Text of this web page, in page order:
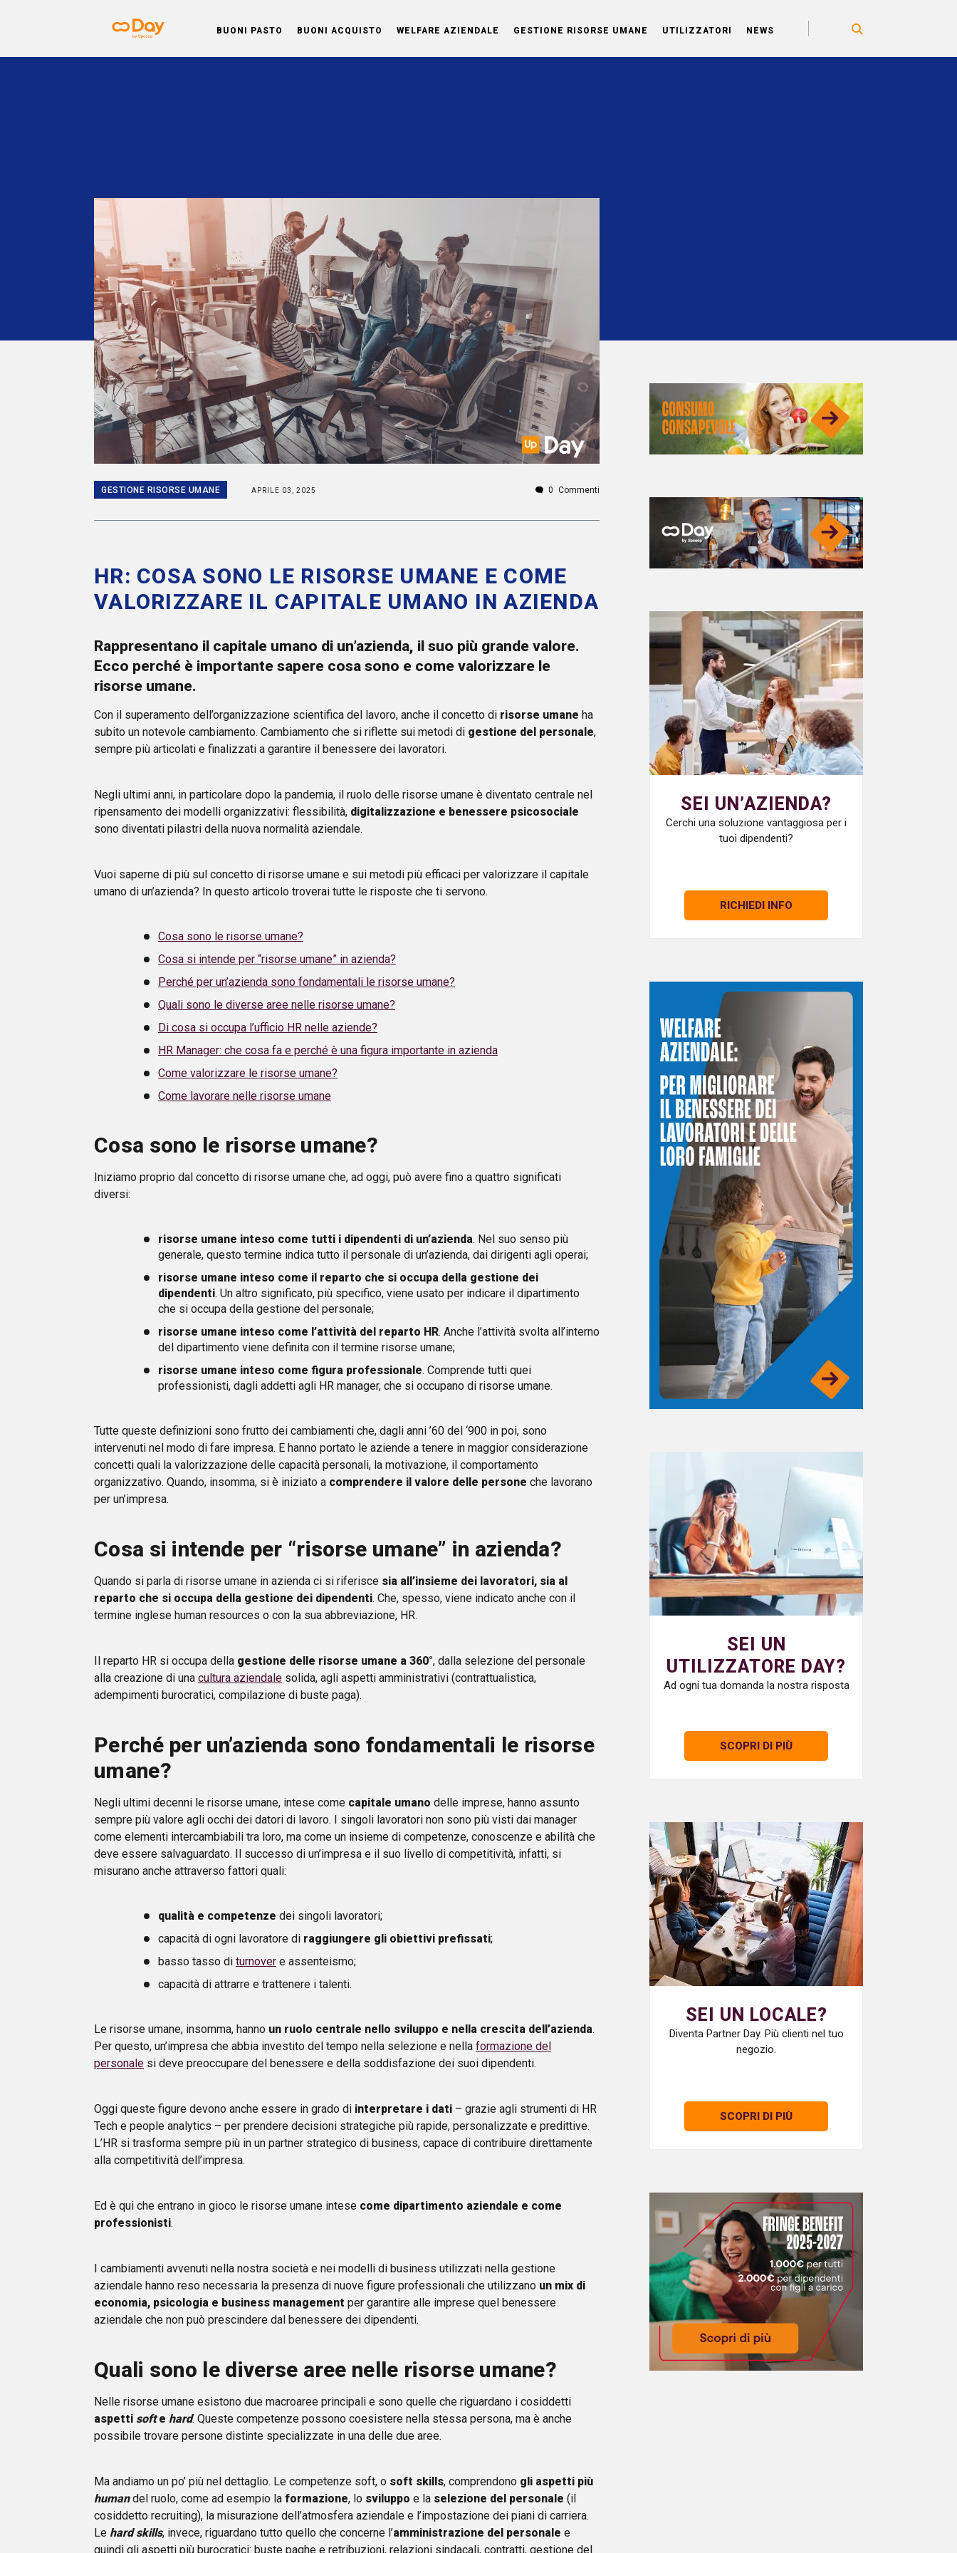
BUONI PASTO BUONI ACQUISTO WELFARE AZIENDALE GESTIONE RISORSE UMANE UTILIZZATORI NEWS
Day BLOG
Tanti vantaggi, molta soddisfazione e una
gamma completa di servizi e di benefit su
misura per ogni esigenza.
GESTIONE RISORSE UMANE APRILE 03, 2025 0 Commenti
HR: COSA SONO LE RISORSE UMANE E COME
VALORIZZARE IL CAPITALE UMANO IN AZIENDA
Rappresentano il capitale umano di un’azienda, il suo più grande valore.
Ecco perché è importante sapere cosa sono e come valorizzare le
risorse umane.
Con il superamento dell’organizzazione scientifica del lavoro, anche il concetto di risorse umane ha
subito un notevole cambiamento. Cambiamento che si riflette sui metodi di gestione del personale,
sempre più articolati e finalizzati a garantire il benessere dei lavoratori.
Negli ultimi anni, in particolare dopo la pandemia, il ruolo delle risorse umane è diventato centrale nel
ripensamento dei modelli organizzativi: flessibilità, digitalizzazione e benessere psicosociale
sono diventati pilastri della nuova normalità aziendale.
Vuoi saperne di più sul concetto di risorse umane e sui metodi più efficaci per valorizzare il capitale
umano di un’azienda? In questo articolo troverai tutte le risposte che ti servono.
Cosa sono le risorse umane?
Cosa si intende per “risorse umane” in azienda?
Perché per un’azienda sono fondamentali le risorse umane?
Quali sono le diverse aree nelle risorse umane?
Di cosa si occupa l’ufficio HR nelle aziende?
HR Manager: che cosa fa e perché è una figura importante in azienda
Come valorizzare le risorse umane?
Come lavorare nelle risorse umane
Cosa sono le risorse umane?
Iniziamo proprio dal concetto di risorse umane che, ad oggi, può avere fino a quattro significati
diversi:
risorse umane inteso come tutti i dipendenti di un’azienda. Nel suo senso più
generale, questo termine indica tutto il personale di un’azienda, dai dirigenti agli operai;
risorse umane inteso come il reparto che si occupa della gestione dei
dipendenti. Un altro significato, più specifico, viene usato per indicare il dipartimento
che si occupa della gestione del personale;
risorse umane inteso come l’attività del reparto HR. Anche l’attività svolta all’interno
del dipartimento viene definita con il termine risorse umane;
risorse umane inteso come figura professionale. Comprende tutti quei
professionisti, dagli addetti agli HR manager, che si occupano di risorse umane.
Tutte queste definizioni sono frutto dei cambiamenti che, dagli anni ’60 del ‘900 in poi, sono
intervenuti nel modo di fare impresa. E hanno portato le aziende a tenere in maggior considerazione
concetti quali la valorizzazione delle capacità personali, la motivazione, il comportamento
organizzativo. Quando, insomma, si è iniziato a comprendere il valore delle persone che lavorano
per un’impresa.
Cosa si intende per “risorse umane” in azienda?
Quando si parla di risorse umane in azienda ci si riferisce sia all’insieme dei lavoratori, sia al
reparto che si occupa della gestione dei dipendenti. Che, spesso, viene indicato anche con il
termine inglese human resources o con la sua abbreviazione, HR.
Il reparto HR si occupa della gestione delle risorse umane a 360°, dalla selezione del personale
alla creazione di una cultura aziendale solida, agli aspetti amministrativi (contrattualistica,
adempimenti burocratici, compilazione di buste paga).
Perché per un’azienda sono fondamentali le risorse
umane?
Negli ultimi decenni le risorse umane, intese come capitale umano delle imprese, hanno assunto
sempre più valore agli occhi dei datori di lavoro. I singoli lavoratori non sono più visti dai manager
come elementi intercambiabili tra loro, ma come un insieme di competenze, conoscenze e abilità che
deve essere salvaguardato. Il successo di un’impresa e il suo livello di competitività, infatti, si
misurano anche attraverso fattori quali:
qualità e competenze dei singoli lavoratori;
capacità di ogni lavoratore di raggiungere gli obiettivi prefissati;
basso tasso di turnover e assenteismo;
capacità di attrarre e trattenere i talenti.
Le risorse umane, insomma, hanno un ruolo centrale nello sviluppo e nella crescita dell’azienda.
Per questo, un’impresa che abbia investito del tempo nella selezione e nella formazione del
personale si deve preoccupare del benessere e della soddisfazione dei suoi dipendenti.
Oggi queste figure devono anche essere in grado di interpretare i dati – grazie agli strumenti di HR
Tech e people analytics – per prendere decisioni strategiche più rapide, personalizzate e predittive.
L’HR si trasforma sempre più in un partner strategico di business, capace di contribuire direttamente
alla competitività dell’impresa.
Ed è qui che entrano in gioco le risorse umane intese come dipartimento aziendale e come
professionisti.
I cambiamenti avvenuti nella nostra società e nei modelli di business utilizzati nella gestione
aziendale hanno reso necessaria la presenza di nuove figure professionali che utilizzano un mix di
economia, psicologia e business management per garantire alle imprese quel benessere
aziendale che non può prescindere dal benessere dei dipendenti.
Quali sono le diverse aree nelle risorse umane?
Nelle risorse umane esistono due macroaree principali e sono quelle che riguardano i cosiddetti
aspetti softe hard. Queste competenze possono coesistere nella stessa persona, ma è anche
possibile trovare persone distinte specializzate in una delle due aree.
Ma andiamo un po’ più nel dettaglio. Le competenze soft, o soft skills, comprendono gli aspetti più
human del ruolo, come ad esempio la formazione, lo sviluppo e la selezione del personale (il
cosiddetto recruiting), la misurazione dell’atmosfera aziendale e l’impostazione dei piani di carriera.
Le hard skills, invece, riguardano tutto quello che concerne l’amministrazione del personale e
quindi gli aspetti più burocratici: buste paghe e retribuzioni, relazioni sindacali, contratti, gestione del
SEI UN’AZIENDA?
Cerchi una soluzione vantaggiosa per i
tuoi dipendenti?
RICHIEDI INFO
SEI UN
UTILIZZATORE DAY?
Ad ogni tua domanda la nostra risposta
SCOPRI DI PIÙ
SEI UN LOCALE?
Diventa Partner Day. Più clienti nel tuo
negozio.
SCOPRI DI PIÙ